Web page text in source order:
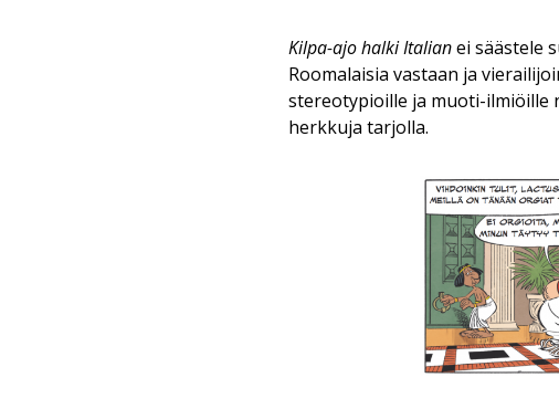
Kilpa-ajo halki Italianei säästele
Roomalaisia vastaan ja
stereotypioille ja muoti-ilmiöille
herkkuja tarjolla.